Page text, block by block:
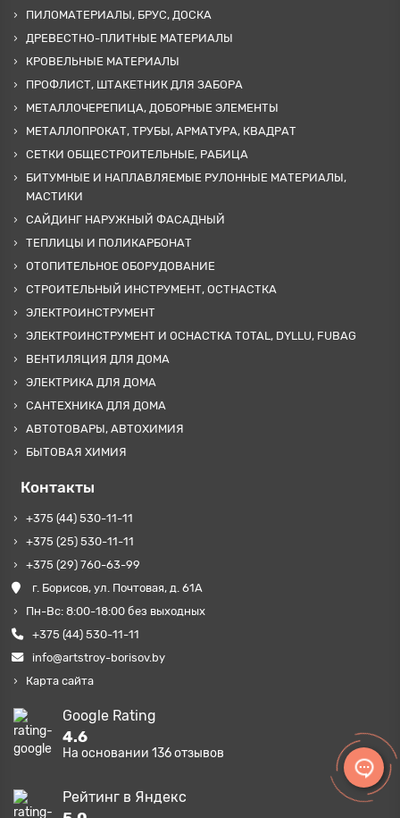
ПИЛОМАТЕРИАЛЫ, БРУС, ДОСКА
ДРЕВЕСТНО-ПЛИТНЫЕ МАТЕРИАЛЫ
КРОВЕЛЬНЫЕ МАТЕРИАЛЫ
ПРОФЛИСТ, ШТАКЕТНИК ДЛЯ ЗАБОРА
МЕТАЛЛОЧЕРЕПИЦА, ДОБОРНЫЕ ЭЛЕМЕНТЫ
МЕТАЛЛОПРОКАТ, ТРУБЫ, АРМАТУРА, КВАДРАТ
СЕТКИ ОБЩЕСТРОИТЕЛЬНЫЕ, РАБИЦА
БИТУМНЫЕ И НАПЛАВЛЯЕМЫЕ РУЛОННЫЕ МАТЕРИАЛЫ,
МАСТИКИ
САЙДИНГ НАРУЖНЫЙ ФАСАДНЫЙ
ТЕПЛИЦЫ И ПОЛИКАРБОНАТ
ОТОПИТЕЛЬНОЕ ОБОРУДОВАНИЕ
СТРОИТЕЛЬНЫЙ ИНСТРУМЕНТ, ОСТНАСТКА
ЭЛЕКТРОИНСТРУМЕНТ
ЭЛЕКТРОИНСТРУМЕНТ И ОСНАСТКА TOTAL, DYLLU, FUBAG
ВЕНТИЛЯЦИЯ ДЛЯ ДОМА
ЭЛЕКТРИКА ДЛЯ ДОМА
САНТЕХНИКА ДЛЯ ДОМА
АВТОТОВАРЫ, АВТОХИМИЯ
БЫТОВАЯ ХИМИЯ
Контакты
+375 (44) 530-11-11
+375 (25) 530-11-11
+375 (29) 760-63-99
г. Борисов, ул. Почтовая, д. 61А
Пн-Вс: 8:00-18:00 без выходных
+375 (44) 530-11-11
info@artstroy-borisov.by
Карта сайта
Google Rating
4.6
На основании 136отзывов
Рейтинг в Яндекс